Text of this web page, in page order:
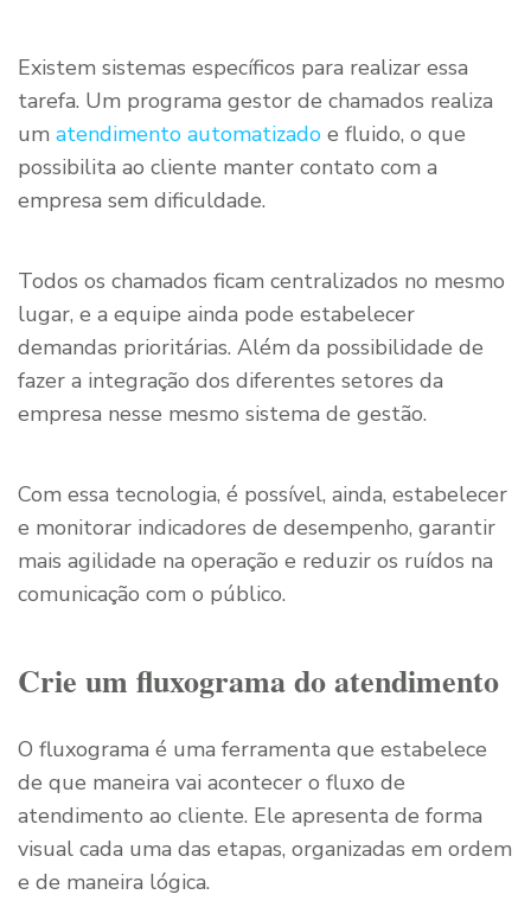
Existem sistemas específicos para realizar essa
tarefa. Um programa gestor de chamados realiza
um atendimento automatizado e fluido, o que
possibilita ao cliente manter contato com a
empresa sem dificuldade.
Todos os chamados ficam centralizados no mesmo
lugar, e a equipe ainda pode estabelecer
demandas prioritárias. Além da possibilidade de
fazer a integração dos diferentes setores da
empresa nesse mesmo sistema de gestão.
Com essa tecnologia, é possível, ainda, estabelecer
e monitorar indicadores de desempenho, garantir
mais agilidade na operação e reduzir os ruídos na
comunicação com o público.
Crie um fluxograma do atendimento
O fluxograma é uma ferramenta que estabelece
de que maneira vai acontecer o fluxo de
atendimento ao cliente. Ele apresenta de forma
visual cada uma das etapas, organizadas em ordem
e de maneira lógica.